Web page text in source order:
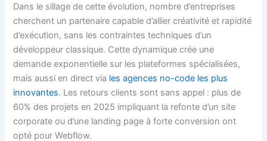
Dans le sillage de cette évolution, nombre d’entreprises
cherchent un partenaire capable d’allier créativité et rapidité
d’exécution, sans les contraintes techniques d’un
développeur classique. Cette dynamique crée une
demande exponentielle sur les plateformes spécialisées,
mais aussi en direct via les agences no-code les plus
innovantes. Les retours clients sont sans appel : plus de
60% des projets en 2025 impliquant la refonte d’un site
corporate ou d’une landing page à forte conversion ont
opté pour Webflow.